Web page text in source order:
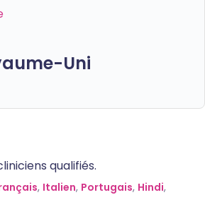
Uni
qualifiés.
, Italien, Portugais, Hindi,